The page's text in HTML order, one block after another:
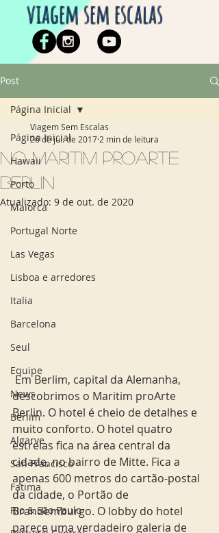
viagem sem escalas
Post
Página Inicial
Hawaii
Porto
Maiorca
Portugal Norte
Las Vegas
Lisboa e arredores
Italia
Barcelona
Seul
Equipe
News
Berlim
Algarve
San Francisco
Fatima
Rio & São Paulo
Página Inicial
No Maritim proArte
Berlin
Viagem Sem Escalas
26 de jul. de 2017 2 min de leitura
Atualizado: 9 de out. de 2020
descobrimos o Maritim proArte
Berlin. O hotel é cheio de detalhes e
muito conforto. O hotel quatro
estrelas fica na área central da
cidade, no bairro de Mitte. Fica a
apenas 600 metros do cartão-postal
da cidade, o Portão de
Brandemburgo. O lobby do hotel
parece uma verdadeiro galeria de